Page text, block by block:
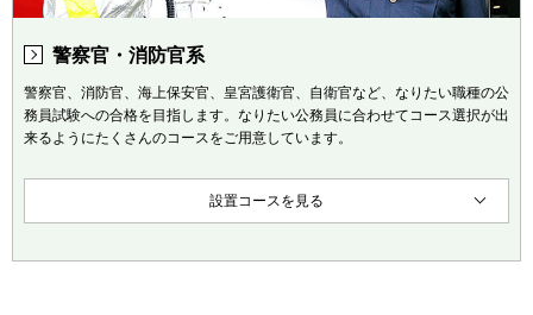
警察官・消防官系
警察官、消防官、海上保安官、皇宮護衛官、自衛官など、なりたい職種の公
務員試験への合格を目指します。なりたい公務員に合わせてコース選択が出
来るようにたくさんのコースをご用意しています。
設置コースを見る